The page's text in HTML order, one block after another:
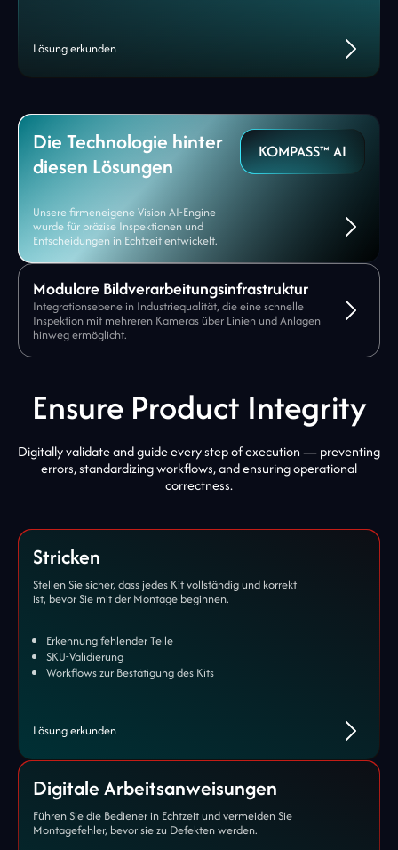
Lösung erkunden
Die Technologie hinter
diesen Lösungen
KOMPASS™ AI
Unsere firmeneigene Vision AI-Engine
wurde für präzise Inspektionen und
Entscheidungen in Echtzeit entwickelt.
Modulare Bildverarbeitungsinfrastruktur
Integrationsebene in Industriequalität, die eine schnelle
Inspektion mit mehreren Kameras über Linien und Anlagen
hinweg ermöglicht.
Ensure Product Integrity
Digitally validate and guide every step of execution — preventing
errors, standardizing workflows, and ensuring operational
correctness.
Stricken
Stellen Sie sicher, dass jedes Kit vollständig und korrekt
ist, bevor Sie mit der Montage beginnen.
Erkennung fehlender Teile
SKU-Validierung
Workflows zur Bestätigung des Kits
Lösung erkunden
Digitale Arbeitsanweisungen
Führen Sie die Bediener in Echtzeit und vermeiden Sie
Montagefehler, bevor sie zu Defekten werden.